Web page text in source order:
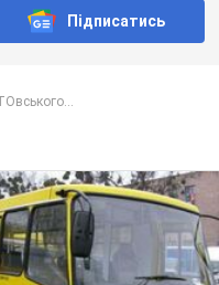
Підписатись